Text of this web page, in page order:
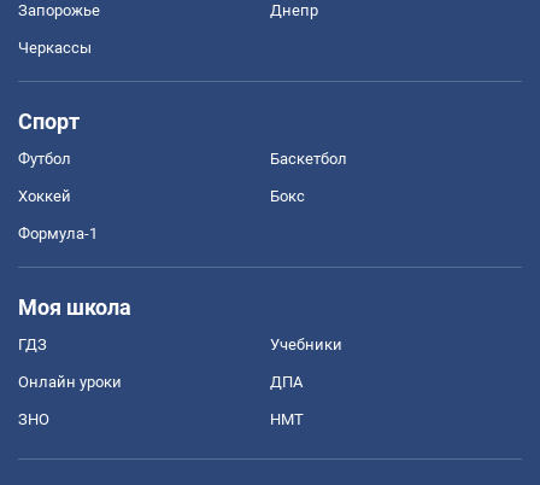
Запорожье Днепр
Черкассы
Спорт
Футбол Баскетбол
Хоккей Бокс
Формула-1
Моя школа
ГДЗ Учебники
Онлайн уроки ДПА
ЗНО НМТ